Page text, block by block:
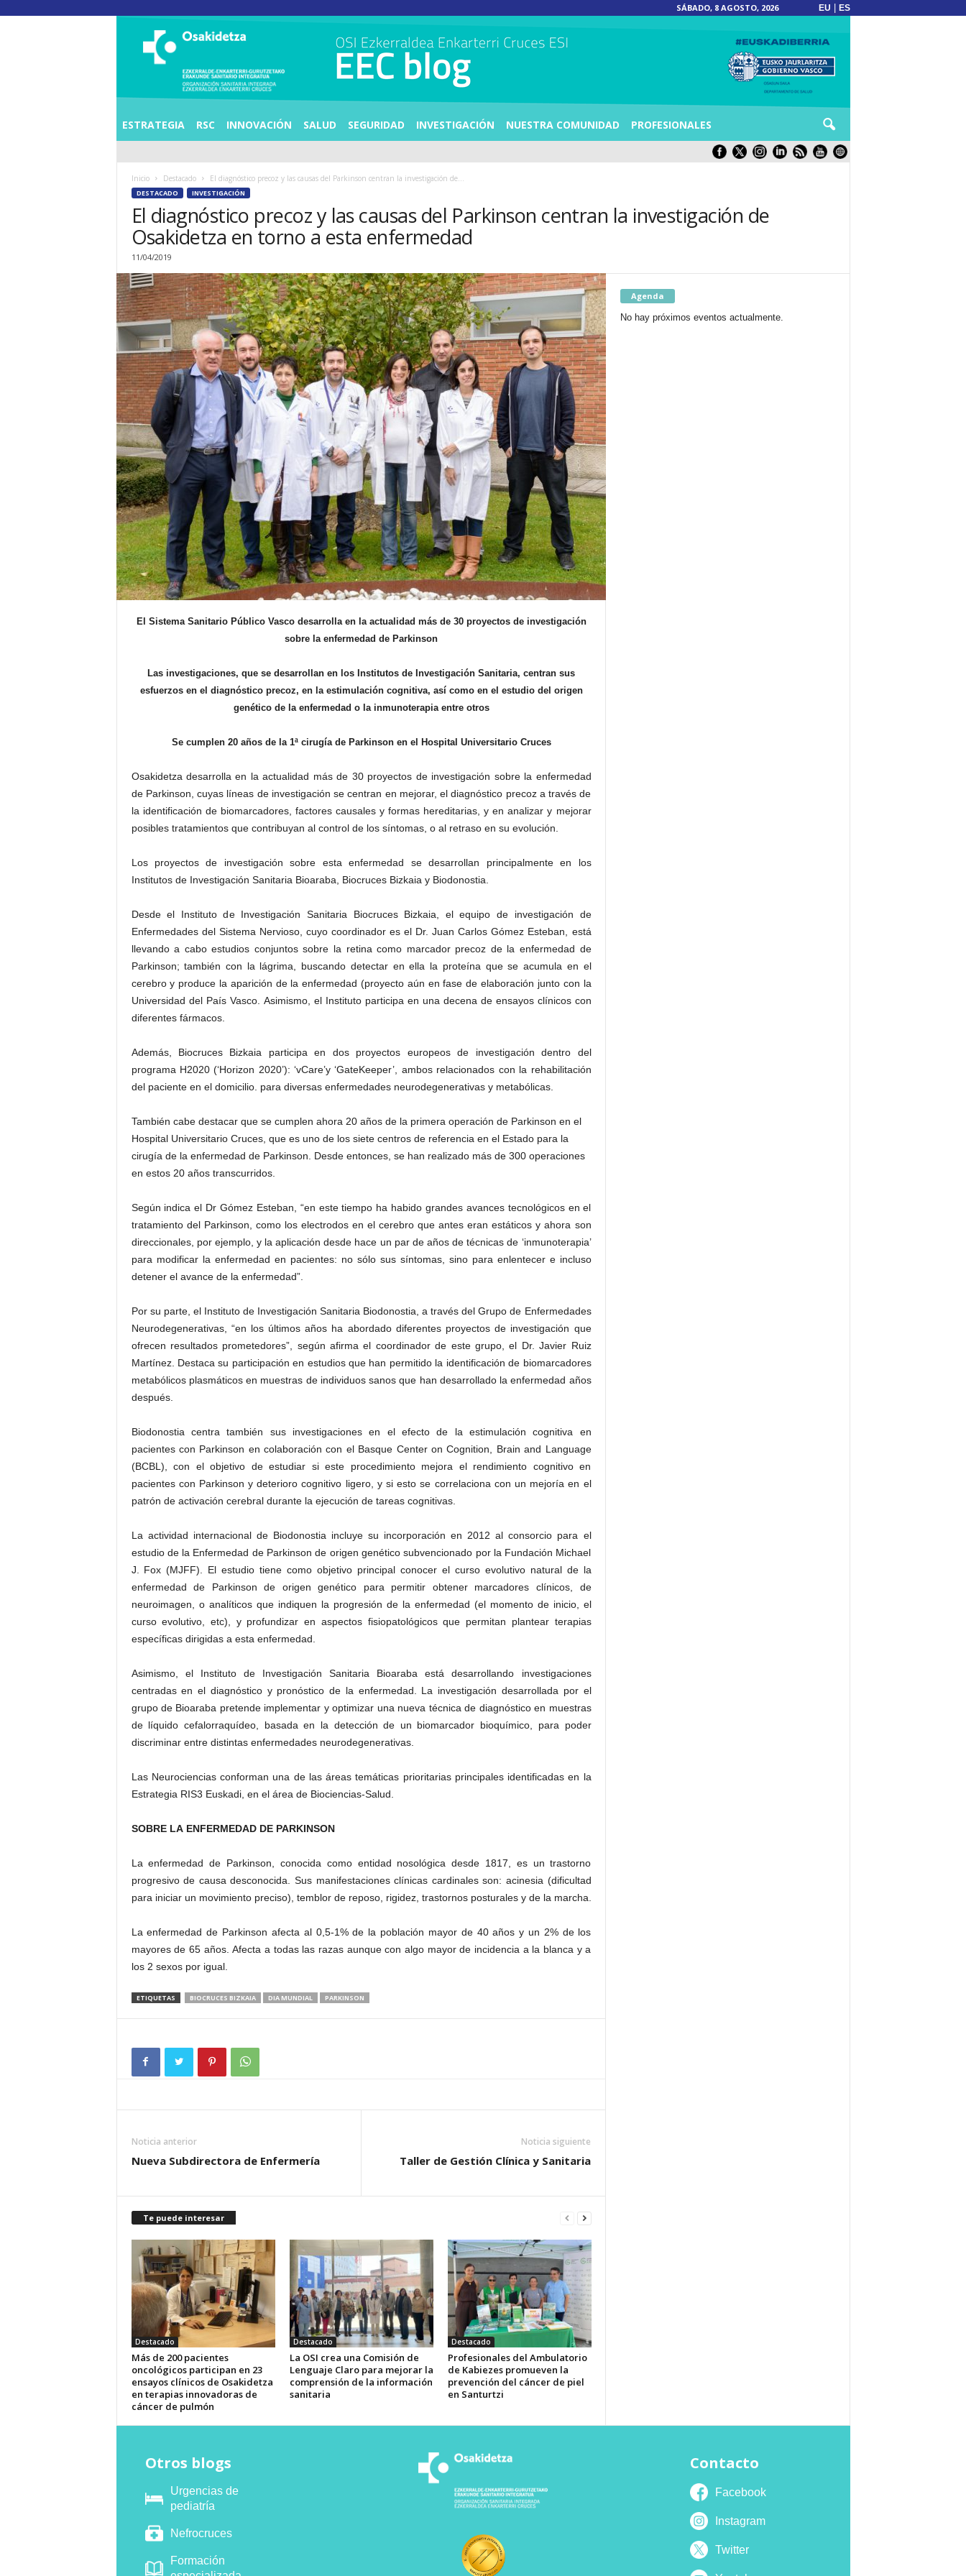
SÁBADO, 8 AGOSTO, 2026 EU ES
A
A
R
T
E
R
I
C
R
U
E
S
ESTRATEGIA RSC INNOVACIÓN SALUD SEGURIDAD INVESTIGACIÓN NUESTRA COMUNIDAD PROFESIONALES
Inicio Destacado El diagnóstico precoz y las causas del Parkinson centran la investigación de...
DESTACADO INVESTIGACIÓN
El diagnóstico precoz y las causas del Parkinson centran la investigación de
Osakidetza en torno a esta enfermedad
11/04/2019
El Sistema Sanitario Público Vasco desarrolla en la actualidad más de 30 proyectos de investigación
sobre la enfermedad de Parkinson
Las investigaciones, que se desarrollan en los Institutos de Investigación Sanitaria, centran sus
esfuerzos en el diagnóstico precoz, en la estimulación cognitiva, así como en el estudio del origen
genético de la enfermedad o la inmunoterapia entre otros
Se cumplen 20 años de la 1ª cirugía de Parkinson en el Hospital Universitario Cruces
Osakidetza desarrolla en la actualidad más de 30 proyectos de investigación sobre la enfermedad
de Parkinson, cuyas líneas de investigación se centran en mejorar, el diagnóstico precoz a través de
la identificación de biomarcadores, factores causales y formas hereditarias, y en analizar y mejorar
posibles tratamientos que contribuyan al control de los síntomas, o al retraso en su evolución.
Los proyectos de investigación sobre esta enfermedad se desarrollan principalmente en los
Institutos de Investigación Sanitaria Bioaraba, Biocruces Bizkaia y Biodonostia.
Desde el Instituto de Investigación Sanitaria Biocruces Bizkaia, el equipo de investigación de
Enfermedades del Sistema Nervioso, cuyo coordinador es el Dr. Juan Carlos Gómez Esteban, está
llevando a cabo estudios conjuntos sobre la retina como marcador precoz de la enfermedad de
Parkinson; también con la lágrima, buscando detectar en ella la proteína que se acumula en el
cerebro y produce la aparición de la enfermedad (proyecto aún en fase de elaboración junto con la
Universidad del País Vasco. Asimismo, el Instituto participa en una decena de ensayos clínicos con
diferentes fármacos.
Además, Biocruces Bizkaia participa en dos proyectos europeos de investigación dentro del
programa H2020 (‘Horizon 2020’): ‘vCare’y ‘GateKeeper’, ambos relacionados con la rehabilitación
del paciente en el domicilio. para diversas enfermedades neurodegenerativas y metabólicas.
También cabe destacar que se cumplen ahora 20 años de la primera operación de Parkinson en el
Hospital Universitario Cruces, que es uno de los siete centros de referencia en el Estado para la
cirugía de la enfermedad de Parkinson. Desde entonces, se han realizado más de 300 operaciones
en estos 20 años transcurridos.
Según indica el Dr Gómez Esteban, “en este tiempo ha habido grandes avances tecnológicos en el
tratamiento del Parkinson, como los electrodos en el cerebro que antes eran estáticos y ahora son
direccionales, por ejemplo, y la aplicación desde hace un par de años de técnicas de ‘inmunoterapia’
para modificar la enfermedad en pacientes: no sólo sus síntomas, sino para enlentecer e incluso
detener el avance de la enfermedad”.
Por su parte, el Instituto de Investigación Sanitaria Biodonostia, a través del Grupo de Enfermedades
Neurodegenerativas, “en los últimos años ha abordado diferentes proyectos de investigación que
ofrecen resultados prometedores”, según afirma el coordinador de este grupo, el Dr. Javier Ruiz
Martínez. Destaca su participación en estudios que han permitido la identificación de biomarcadores
metabólicos plasmáticos en muestras de individuos sanos que han desarrollado la enfermedad años
después.
Biodonostia centra también sus investigaciones en el efecto de la estimulación cognitiva en
pacientes con Parkinson en colaboración con el Basque Center on Cognition, Brain and Language
(BCBL), con el objetivo de estudiar si este procedimiento mejora el rendimiento cognitivo en
pacientes con Parkinson y deterioro cognitivo ligero, y si esto se correlaciona con un mejoría en el
patrón de activación cerebral durante la ejecución de tareas cognitivas.
La actividad internacional de Biodonostia incluye su incorporación en 2012 al consorcio para el
estudio de la Enfermedad de Parkinson de origen genético subvencionado por la Fundación Michael
J. Fox (MJFF). El estudio tiene como objetivo principal conocer el curso evolutivo natural de la
enfermedad de Parkinson de origen genético para permitir obtener marcadores clínicos, de
neuroimagen, o analíticos que indiquen la progresión de la enfermedad (el momento de inicio, el
curso evolutivo, etc), y profundizar en aspectos fisiopatológicos que permitan plantear terapias
específicas dirigidas a esta enfermedad.
Asimismo, el Instituto de Investigación Sanitaria Bioaraba está desarrollando investigaciones
centradas en el diagnóstico y pronóstico de la enfermedad. La investigación desarrollada por el
grupo de Bioaraba pretende implementar y optimizar una nueva técnica de diagnóstico en muestras
de líquido cefalorraquídeo, basada en la detección de un biomarcador bioquímico, para poder
discriminar entre distintas enfermedades neurodegenerativas.
Las Neurociencias conforman una de las áreas temáticas prioritarias principales identificadas en la
Estrategia RIS3 Euskadi, en el área de Biociencias-Salud.
SOBRE LA ENFERMEDAD DE PARKINSON
La enfermedad de Parkinson, conocida como entidad nosológica desde 1817, es un trastorno
progresivo de causa desconocida. Sus manifestaciones clínicas cardinales son: acinesia (dificultad
para iniciar un movimiento preciso), temblor de reposo, rigidez, trastornos posturales y de la marcha.
La enfermedad de Parkinson afecta al 0,5-1% de la población mayor de 40 años y un 2% de los
mayores de 65 años. Afecta a todas las razas aunque con algo mayor de incidencia a la blanca y a
los 2 sexos por igual.
ETIQUETAS BIOCRUCES BIZKAIA DIA MUNDIAL PARKINSON
Noticia anterior
Nueva Subdirectora de Enfermería
Noticia siguiente
Taller de Gestión Clínica y Sanitaria
Te puede interesar
Destacado
Más de 200 pacientes
oncológicos participan en 23
ensayos clínicos de Osakidetza
en terapias innovadoras de
cáncer de pulmón
Destacado
La OSI crea una Comisión de
Lenguaje Claro para mejorar la
comprensión de la información
sanitaria
Destacado
Profesionales del Ambulatorio
de Kabiezes promueven la
prevención del cáncer de piel
en Santurtzi
Agenda
No hay próximos eventos actualmente.
Otros blogs
Urgencias de
pediatría
Nefrocruces
Formación
Contacto
Facebook
Instagram
Twitter